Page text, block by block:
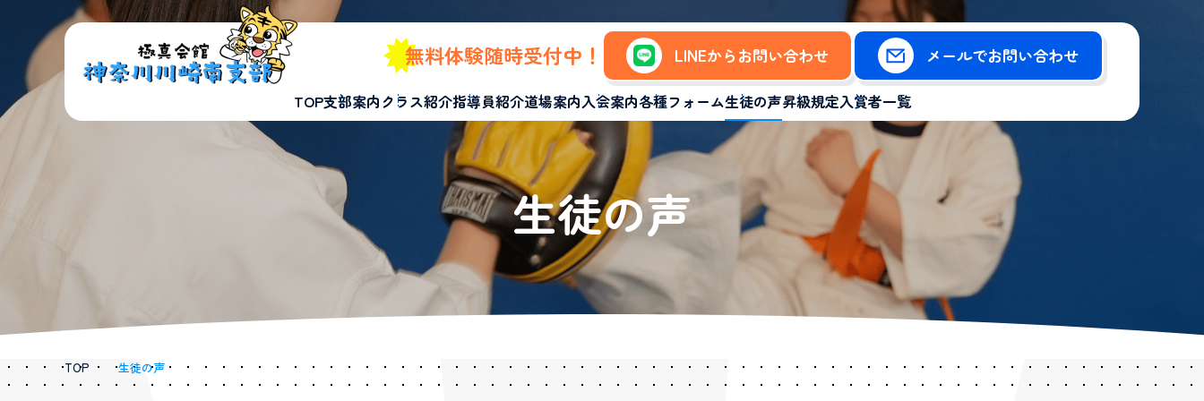
TOP支部案内クラス紹介指導員紹介道場案内入会案内各種フォーム生徒の声昇級規定入賞者一覧
無料体験随時受付中！ LINEからお問い合わせ メールでお問い合わせ
生徒の声
TOP 生徒の声